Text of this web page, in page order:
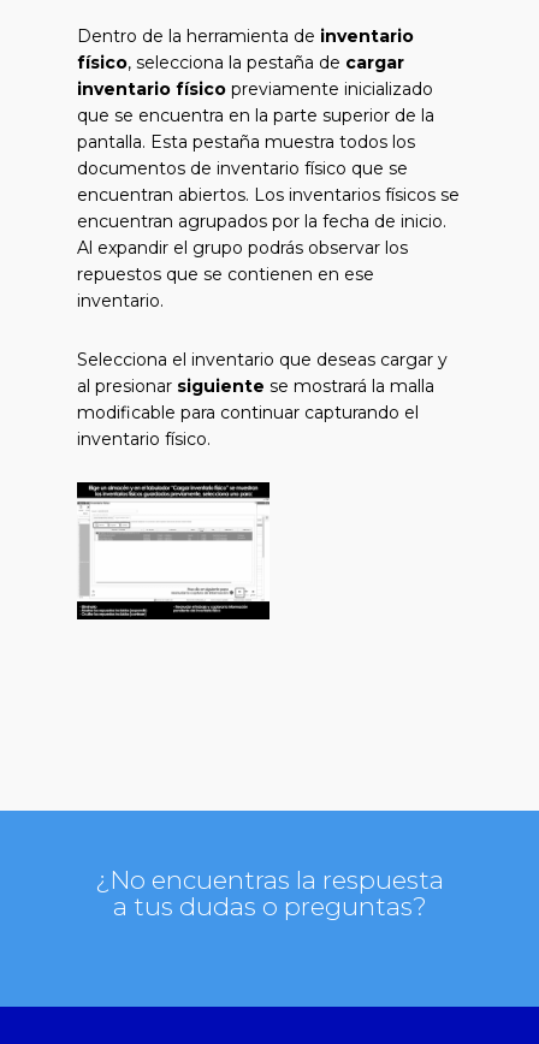
Dentro de la herramienta de inventario
físico, selecciona la pestaña de cargar
inventario físico previamente inicializado
que se encuentra en la parte superior de la
pantalla. Esta pestaña muestra todos los
documentos de inventario físico que se
encuentran abiertos. Los inventarios físicos se
encuentran agrupados por la fecha de inicio.
Al expandir el grupo podrás observar los
repuestos que se contienen en ese
inventario.
Selecciona el inventario que deseas cargar y
al presionar siguiente se mostrará la malla
modificable para continuar capturando el
inventario físico.
¿No encuentras la respuesta
a tus dudas o preguntas?